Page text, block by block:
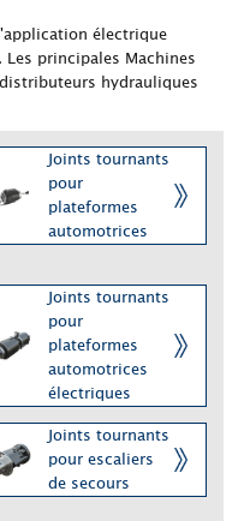
électrique
principales Machines
hydrauliques
Joints tournants
pour
plateformes
automotrices
Joints tournants
pour
plateformes
automotrices
électriques
Joints tournants
pour escaliers
de secours